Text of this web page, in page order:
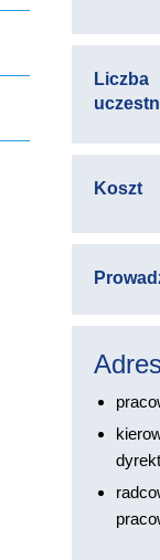
Liczba
Koszt